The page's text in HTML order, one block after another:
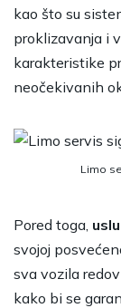
kao što su
proklizavanja i
karakteristike
neočekivanih
Limo
Pored toga,
svojoj
sva vozila
kako bi se